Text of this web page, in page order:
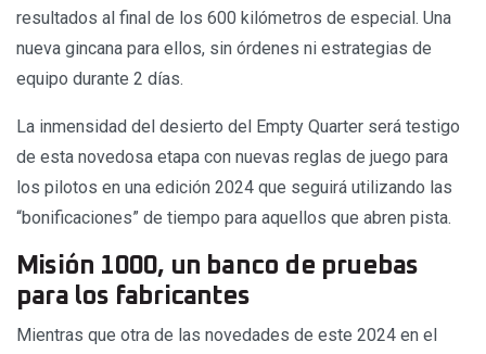
resultados al final de los 600 kilómetros de especial. Una
nueva gincana para ellos, sin órdenes ni estrategias de
equipo durante 2 días.
La inmensidad del desierto del Empty Quarter será testigo
de esta novedosa etapa con nuevas reglas de juego para
los pilotos en una edición 2024 que seguirá utilizando las
“bonificaciones” de tiempo para aquellos que abren pista.
Misión 1000, un banco de pruebas
para los fabricantes
Mientras que otra de las novedades de este 2024 en el